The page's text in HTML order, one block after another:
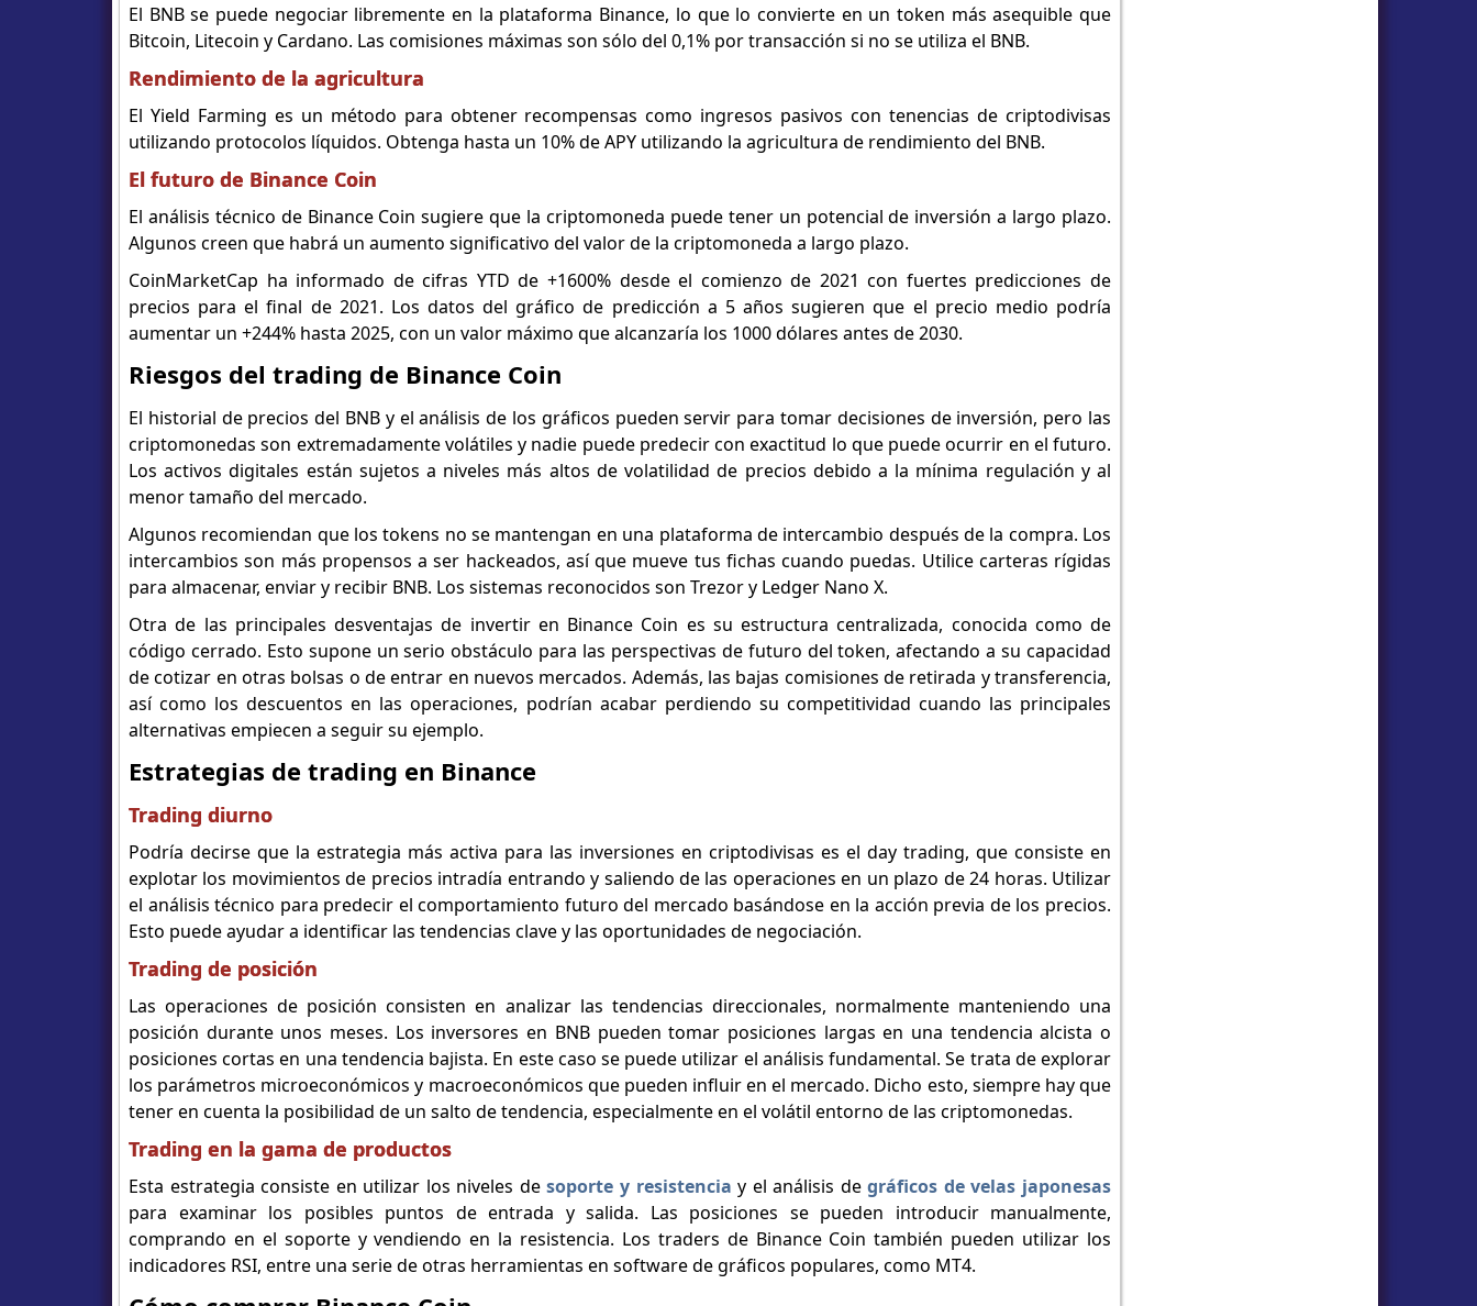
El BNB se puede negociar libremente en la plataforma Binance, lo que lo convierte en un token más asequible que
Bitcoin, Litecoin y Cardano. Las comisiones máximas son sólo del 0,1% por transacción si no se utiliza el BNB.
Rendimiento de la agricultura
El Yield Farming es un método para obtener recompensas como ingresos pasivos con tenencias de criptodivisas
utilizando protocolos líquidos. Obtenga hasta un 10% de APY utilizando la agricultura de rendimiento del BNB.
El futuro de Binance Coin
El análisis técnico de Binance Coin sugiere que la criptomoneda puede tener un potencial de inversión a largo plazo.
Algunos creen que habrá un aumento significativo del valor de la criptomoneda a largo plazo.
CoinMarketCap ha informado de cifras YTD de +1600% desde el comienzo de 2021 con fuertes predicciones de
precios para el final de 2021. Los datos del gráfico de predicción a 5 años sugieren que el precio medio podría
aumentar un +244% hasta 2025, con un valor máximo que alcanzaría los 1000 dólares antes de 2030.
Riesgos del trading de Binance Coin
El historial de precios del BNB y el análisis de los gráficos pueden servir para tomar decisiones de inversión, pero las
criptomonedas son extremadamente volátiles y nadie puede predecir con exactitud lo que puede ocurrir en el futuro.
Los activos digitales están sujetos a niveles más altos de volatilidad de precios debido a la mínima regulación y al
menor tamaño del mercado.
Algunos recomiendan que los tokens no se mantengan en una plataforma de intercambio después de la compra. Los
intercambios son más propensos a ser hackeados, así que mueve tus fichas cuando puedas. Utilice carteras rígidas
para almacenar, enviar y recibir BNB. Los sistemas reconocidos son Trezor y Ledger Nano X.
Otra de las principales desventajas de invertir en Binance Coin es su estructura centralizada, conocida como de
código cerrado. Esto supone un serio obstáculo para las perspectivas de futuro del token, afectando a su capacidad
de cotizar en otras bolsas o de entrar en nuevos mercados. Además, las bajas comisiones de retirada y transferencia,
así como los descuentos en las operaciones, podrían acabar perdiendo su competitividad cuando las principales
alternativas empiecen a seguir su ejemplo.
Estrategias de trading en Binance
Trading diurno
Podría decirse que la estrategia más activa para las inversiones en criptodivisas es el day trading, que consiste en
explotar los movimientos de precios intradía entrando y saliendo de las operaciones en un plazo de 24 horas. Utilizar
el análisis técnico para predecir el comportamiento futuro del mercado basándose en la acción previa de los precios.
Esto puede ayudar a identificar las tendencias clave y las oportunidades de negociación.
Trading de posición
Las operaciones de posición consisten en analizar las tendencias direccionales, normalmente manteniendo una
posición durante unos meses. Los inversores en BNB pueden tomar posiciones largas en una tendencia alcista o
posiciones cortas en una tendencia bajista. En este caso se puede utilizar el análisis fundamental. Se trata de explorar
los parámetros microeconómicos y macroeconómicos que pueden influir en el mercado. Dicho esto, siempre hay que
tener en cuenta la posibilidad de un salto de tendencia, especialmente en el volátil entorno de las criptomonedas.
Trading en la gama de productos
Esta estrategia consiste en utilizar los niveles desoporte y resistencia y el análisis degráficos de velas japonesas
para examinar los posibles puntos de entrada y salida. Las posiciones se pueden introducir manualmente,
comprando en el soporte y vendiendo en la resistencia. Los traders de Binance Coin también pueden utilizar los
indicadores RSI, entre una serie de otras herramientas en software de gráficos populares, como MT4.